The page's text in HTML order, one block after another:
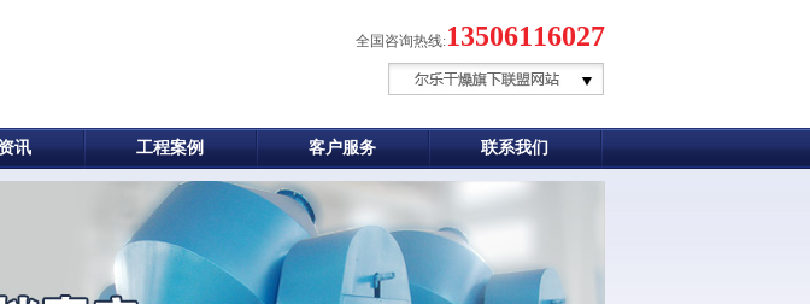
全国咨询热线:13506116027
讯 工程案例 客户服务 联系我们